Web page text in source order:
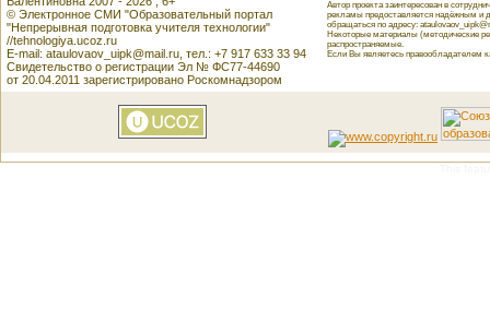
© Электронное СМИ "Образовательный портал
"Непрерывная подготовка учителя технологии"
//tehnologiya.ucoz.ru
E-mail: ataulovaov_uipk@mail.ru, тел.: +7 917 633 33 94
Свидетельство о регистрации Эл № ФС77-44690
от 20.04.2011 зарегистрировано Роскомнадзором
Автор проекта заинтересован в
рекламы предоставляется надёжным и
обращаться по адресу:
Некоторые материалы (методические
распространяемые.
Если Вы являетесь правообладателем